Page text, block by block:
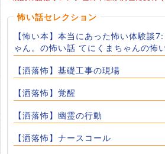
怖い話セレクション
【怖い本】本当にあった怖い体験談
ゃん。の怖い話 てにくまちゃんの怖
【洒落怖】基礎工事の現場
【洒落怖】覚醒
【洒落怖】幽霊の行動
【洒落怖】ナースコール